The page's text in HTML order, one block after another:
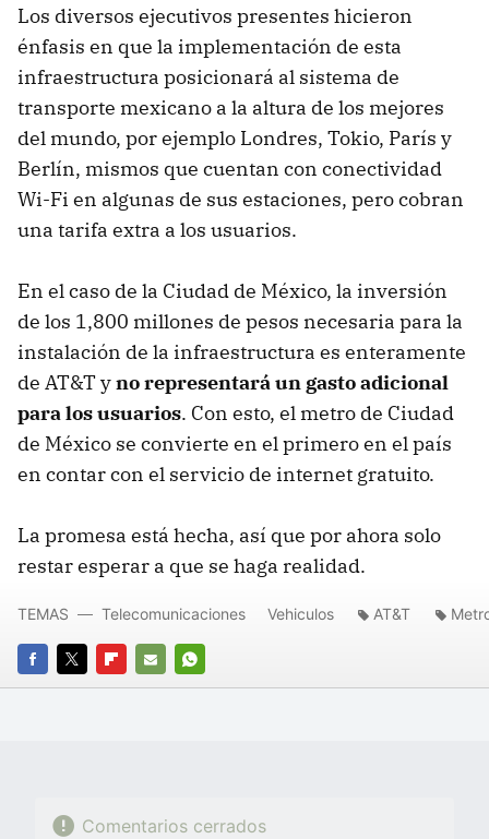
Los diversos ejecutivos presentes hicieron
énfasis en que la implementación de esta
infraestructura posicionará al sistema de
transporte mexicano a la altura de los mejores
del mundo, por ejemplo Londres, Tokio, París y
Berlín, mismos que cuentan con conectividad
Wi-Fi en algunas de sus estaciones, pero cobran
una tarifa extra a los usuarios.
En el caso de la Ciudad de México, la inversión
de los 1,800 millones de pesos necesaria para la
instalación de la infraestructura es enteramente
de AT&T yno representará un gasto adicional
para los usuarios. Con esto, el metro de Ciudad
de México se convierte en el primero en el país
en contar con el servicio de internet gratuito.
La promesa está hecha, así que por ahora solo
restar esperar a que se haga realidad.
FACEBOOK
TWITTERFLIPBOARD
E-
WHATSAPP
TEMAS Telecomunicaciones Vehiculos AT&T
Comentarios cerrados